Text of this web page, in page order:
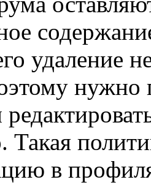
удаление
нужно
Такая
в